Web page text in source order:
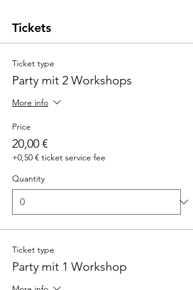
Tickets
Ticket type
Party mit 2 Workshops
More info
Price
20,00 €
+0,50 € ticket service fee
Quantity
Ticket type
Party mit 1 Workshop